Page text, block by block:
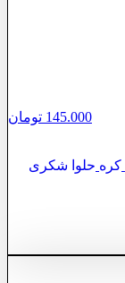
145.000 تومان
کره حلوا شکری